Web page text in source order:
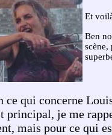
Et
Ben
scène,
ce qui concerne
principal, je me
mais pour ce qui